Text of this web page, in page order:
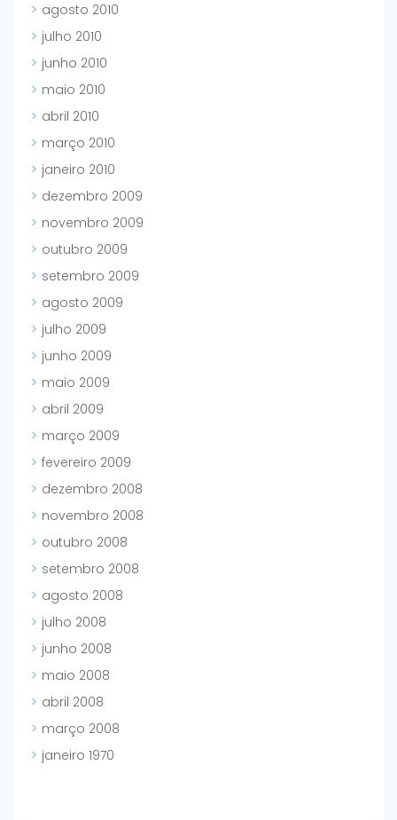
agosto 2010
julho 2010
junho 2010
maio 2010
abril 2010
março 2010
janeiro 2010
dezembro 2009
novembro 2009
outubro 2009
setembro 2009
agosto 2009
julho 2009
junho 2009
maio 2009
abril 2009
março 2009
fevereiro 2009
dezembro 2008
novembro 2008
outubro 2008
setembro 2008
agosto 2008
julho 2008
junho 2008
maio 2008
abril 2008
março 2008
janeiro 1970